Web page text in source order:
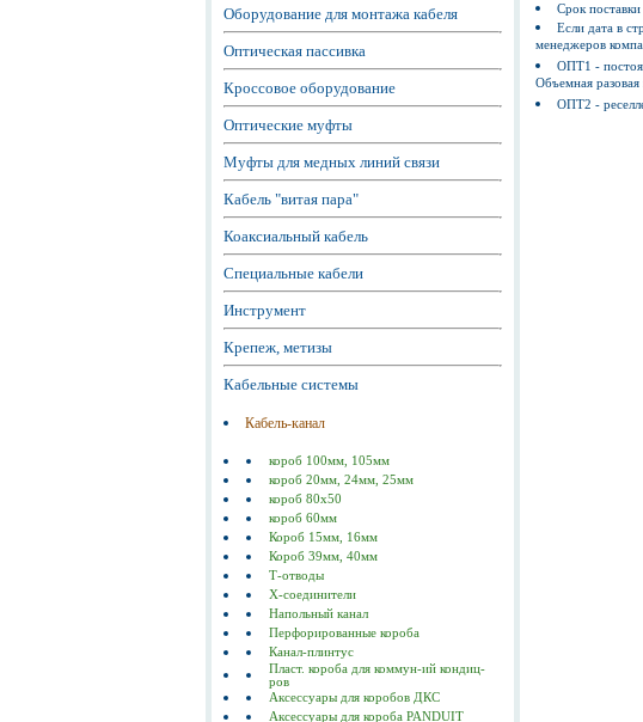
Оборудование для монтажа кабеля
Оптическая пассивка
Кроссовое оборудование
Оптические муфты
Муфты для медных линий связи
Кабель "витая пара"
Коаксиальный кабель
Специальные кабели
Инструмент
Крепеж, метизы
Кабельные системы
Кабель-канал
короб 100мм, 105мм
короб 20мм, 24мм, 25мм
короб 80х50
короб 60мм
Короб 15мм, 16мм
Короб 39мм, 40мм
Т-отводы
Х-соединители
Напольный канал
Перфорированные короба
Канал-плинтус
Пласт. короба для коммун-ий кондиц-
ров
Аксессуары для коробов ДКС
Аксессуары для короба PANDUIT
Срок
Если дата в
менеджеров
ОПТ1 -
Объемная
ОПТ2 -